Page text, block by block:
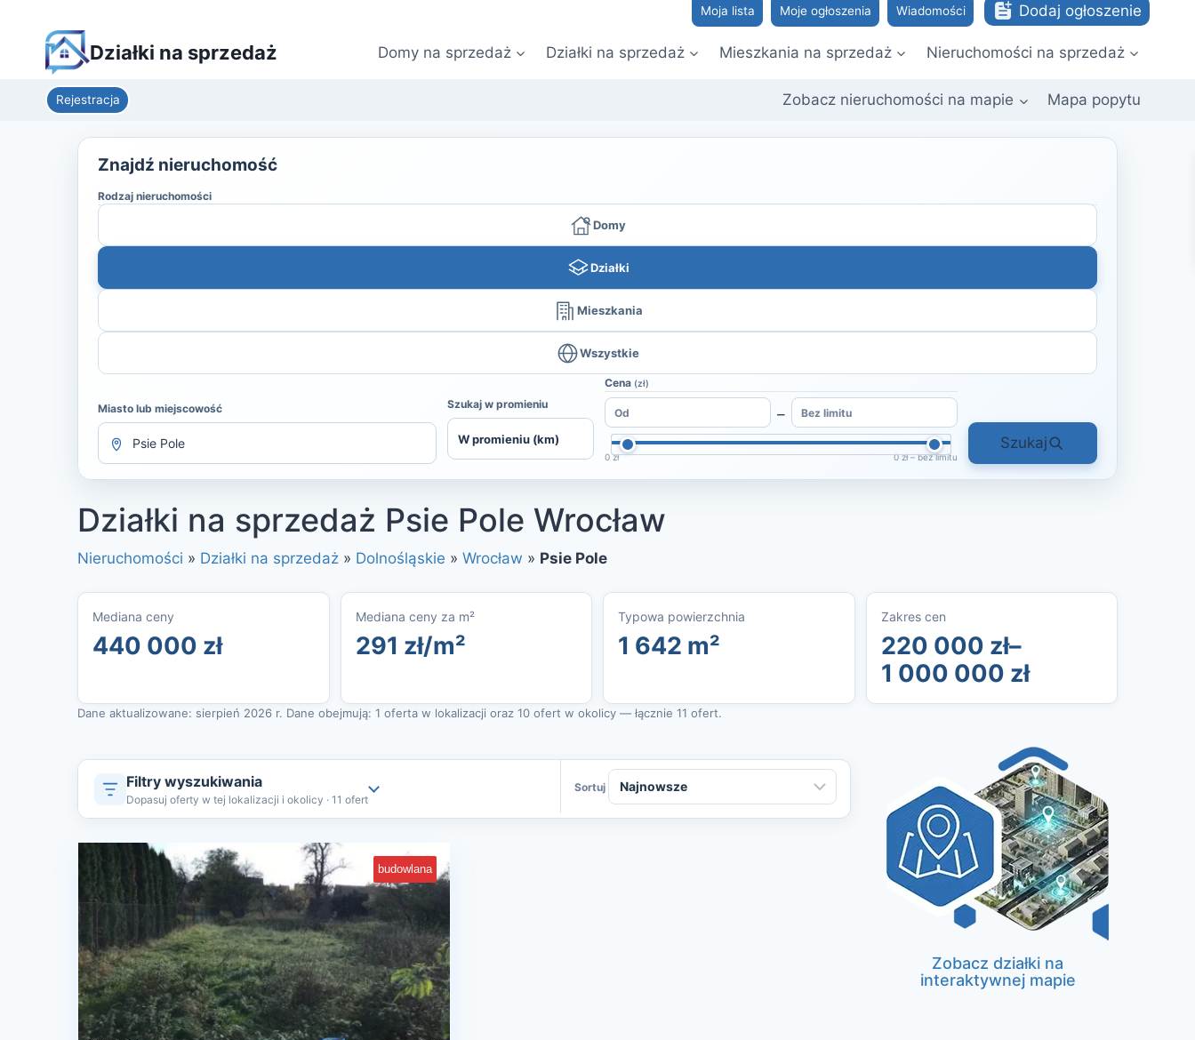
Moja lista Moje ogłoszenia Wiadomości Dodaj ogłoszenie
Działki na sprzedaż Domy na sprzedaż Działki na sprzedaż Mieszkania na sprzedaż Nieruchomości na sprzedaż
Rejestracja Zobacz nieruchomości na mapie Mapa popytu
Znajdź nieruchomość
Rodzaj nieruchomości
Domy
Działki
Mieszkania
Wszystkie
Miasto lub miejscowość Szukaj w promieniu
Cena (zł)
–
0 zł 0 zł – bez limitu
Szukaj
Działki na sprzedaż Psie Pole Wrocław
Nieruchomości » Działki na sprzedaż » Dolnośląskie » Wrocław » Psie Pole
Mediana ceny
440 000 zł
Mediana ceny za m²
291 zł/m²
Typowa powierzchnia
1 642 m²
Zakres cen
220 000 zł–
1 000 000 zł
Dane aktualizowane: sierpień 2026 r. Dane obejmują: 1 oferta w lokalizacji oraz 10 ofert w okolicy — łącznie 11 ofert.
Filtry wyszukiwania
Dopasuj oferty w tej lokalizacji i okolicy · 11 ofert
Sortuj
budowlana
Zobacz działki na
interaktywnej mapie